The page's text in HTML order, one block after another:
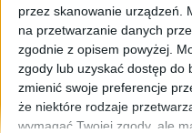
przez skanowanie urządzeń.
na przetwarzanie danych
zgodnie z opisem powyżej.
zgody lub uzyskać dostęp do
zmienić swoje preferencje
że niektóre rodzaje
wymagać Twojej zgody, ale